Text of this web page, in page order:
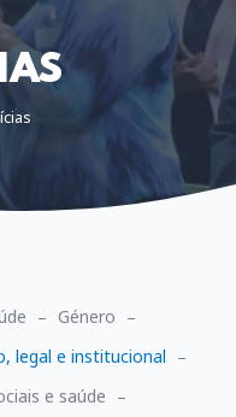
Género
legal e institucional
e saúde